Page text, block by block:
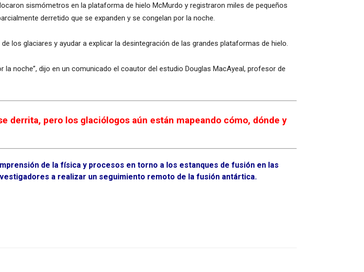
sismómetros en la plataforma de hielo McMurdo y registraron miles de pequeños
derretido que se expanden y se congelan por la noche.
los glaciares y ayudar a explicar la desintegración de las grandes plataformas de hielo.
noche”, dijo en un comunicado el coautor del estudio Douglas MacAyeal, profesor de
derrita, pero los glaciólogos aún están mapeando cómo, dónde y
de la física y procesos en torno a los estanques de fusión en las
a realizar un seguimiento remoto de la fusión antártica.